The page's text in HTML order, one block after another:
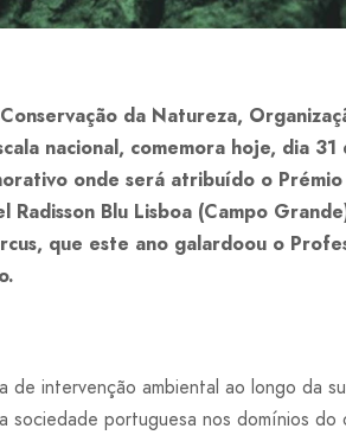
da Natureza,
nacional, comemora hoje, dia
onde será atribuído o
Blu Lisboa (Campo
que este ano galardoou o
intervenção ambiental ao longo da
portuguesa nos domínios